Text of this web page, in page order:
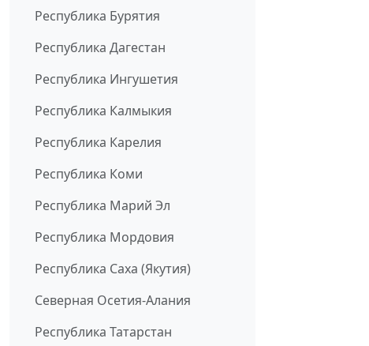
Республика Бурятия
Республика Дагестан
Республика Ингушетия
Республика Калмыкия
Республика Карелия
Республика Коми
Республика Марий Эл
Республика Мордовия
Республика Саха (Якутия)
Северная Осетия-Алания
Республика Татарстан